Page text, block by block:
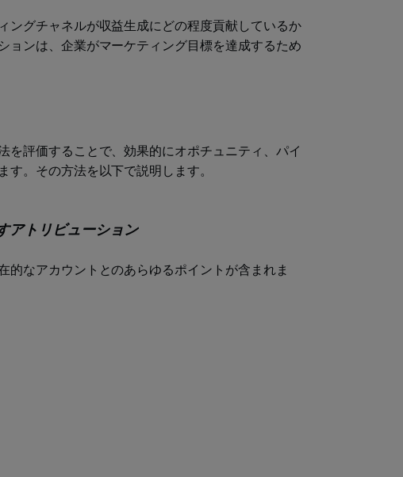
ングチャネルが収益生成にどの程度貢献しているか
ョンは、企業がマーケティング目標を達成するため
評価することで、効果的にオポチュニティ、パイ
。その方法を以下で説明します。
アトリビューション
的なアカウントとのあらゆるポイントが含まれま